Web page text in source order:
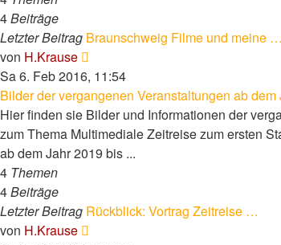
4Beiträge
Letzter Beitrag Braunschweig Filme und meine …
von H.Krause
Beitrag
Sa 6. Feb 2016, 11:54
Bilder der vergangenen Veranstaltungen ab dem
Hier finden sie Bilder und Informationen der
zum Thema Multimediale Zeitreise zum ersten
ab dem Jahr 2019 bis ...
4 Themen
4Beiträge
Letzter Beitrag Rückblick: Vortrag Zeitreise …
von H.Krause